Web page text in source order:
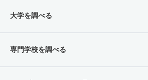
大学を調べる
専門学校を調べる